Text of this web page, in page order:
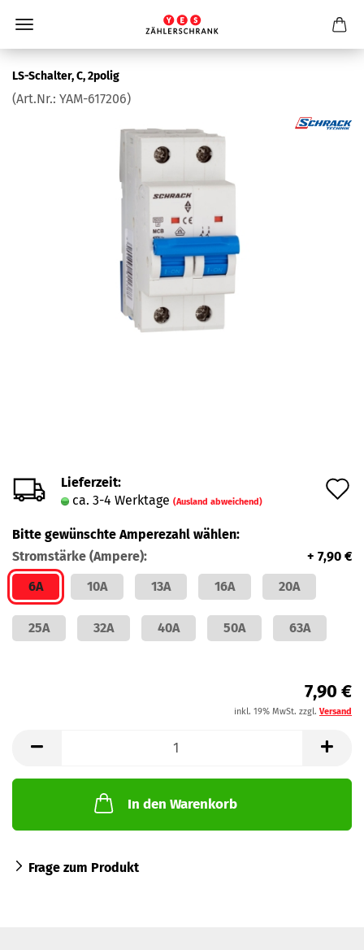
LS-​Schalter, C, 2polig
(Art.Nr.: YAM-​617206)
Lieferzeit:
ca. 3-4 Werktage (Ausland abweichend)
Bitte gewünschte Amperezahl wählen:
Stromstärke (Ampere):
+ 7,90 €
6A
10A 13A 16A 20A
25A 32A 40A 50A 63A
7,90 €
inkl. 19% MwSt. zzgl. Versand
In den Warenkorb
Frage zum Produkt